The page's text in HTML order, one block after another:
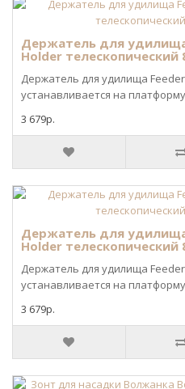
Держатель для
Holder телескопический
Держатель для удилища
устанавливается на
3 679р.
Держатель для
Holder телескопический
Держатель для удилища
устанавливается на
3 679р.